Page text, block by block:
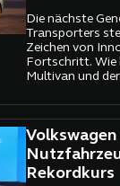
Die nächste
Transporters
Zeichen von
Fortschritt. Wie
Multivan und
Transporter
mit einer
digitalen Cockpit-
Landschaft
sein.
Volkswagen
Rekordkurs